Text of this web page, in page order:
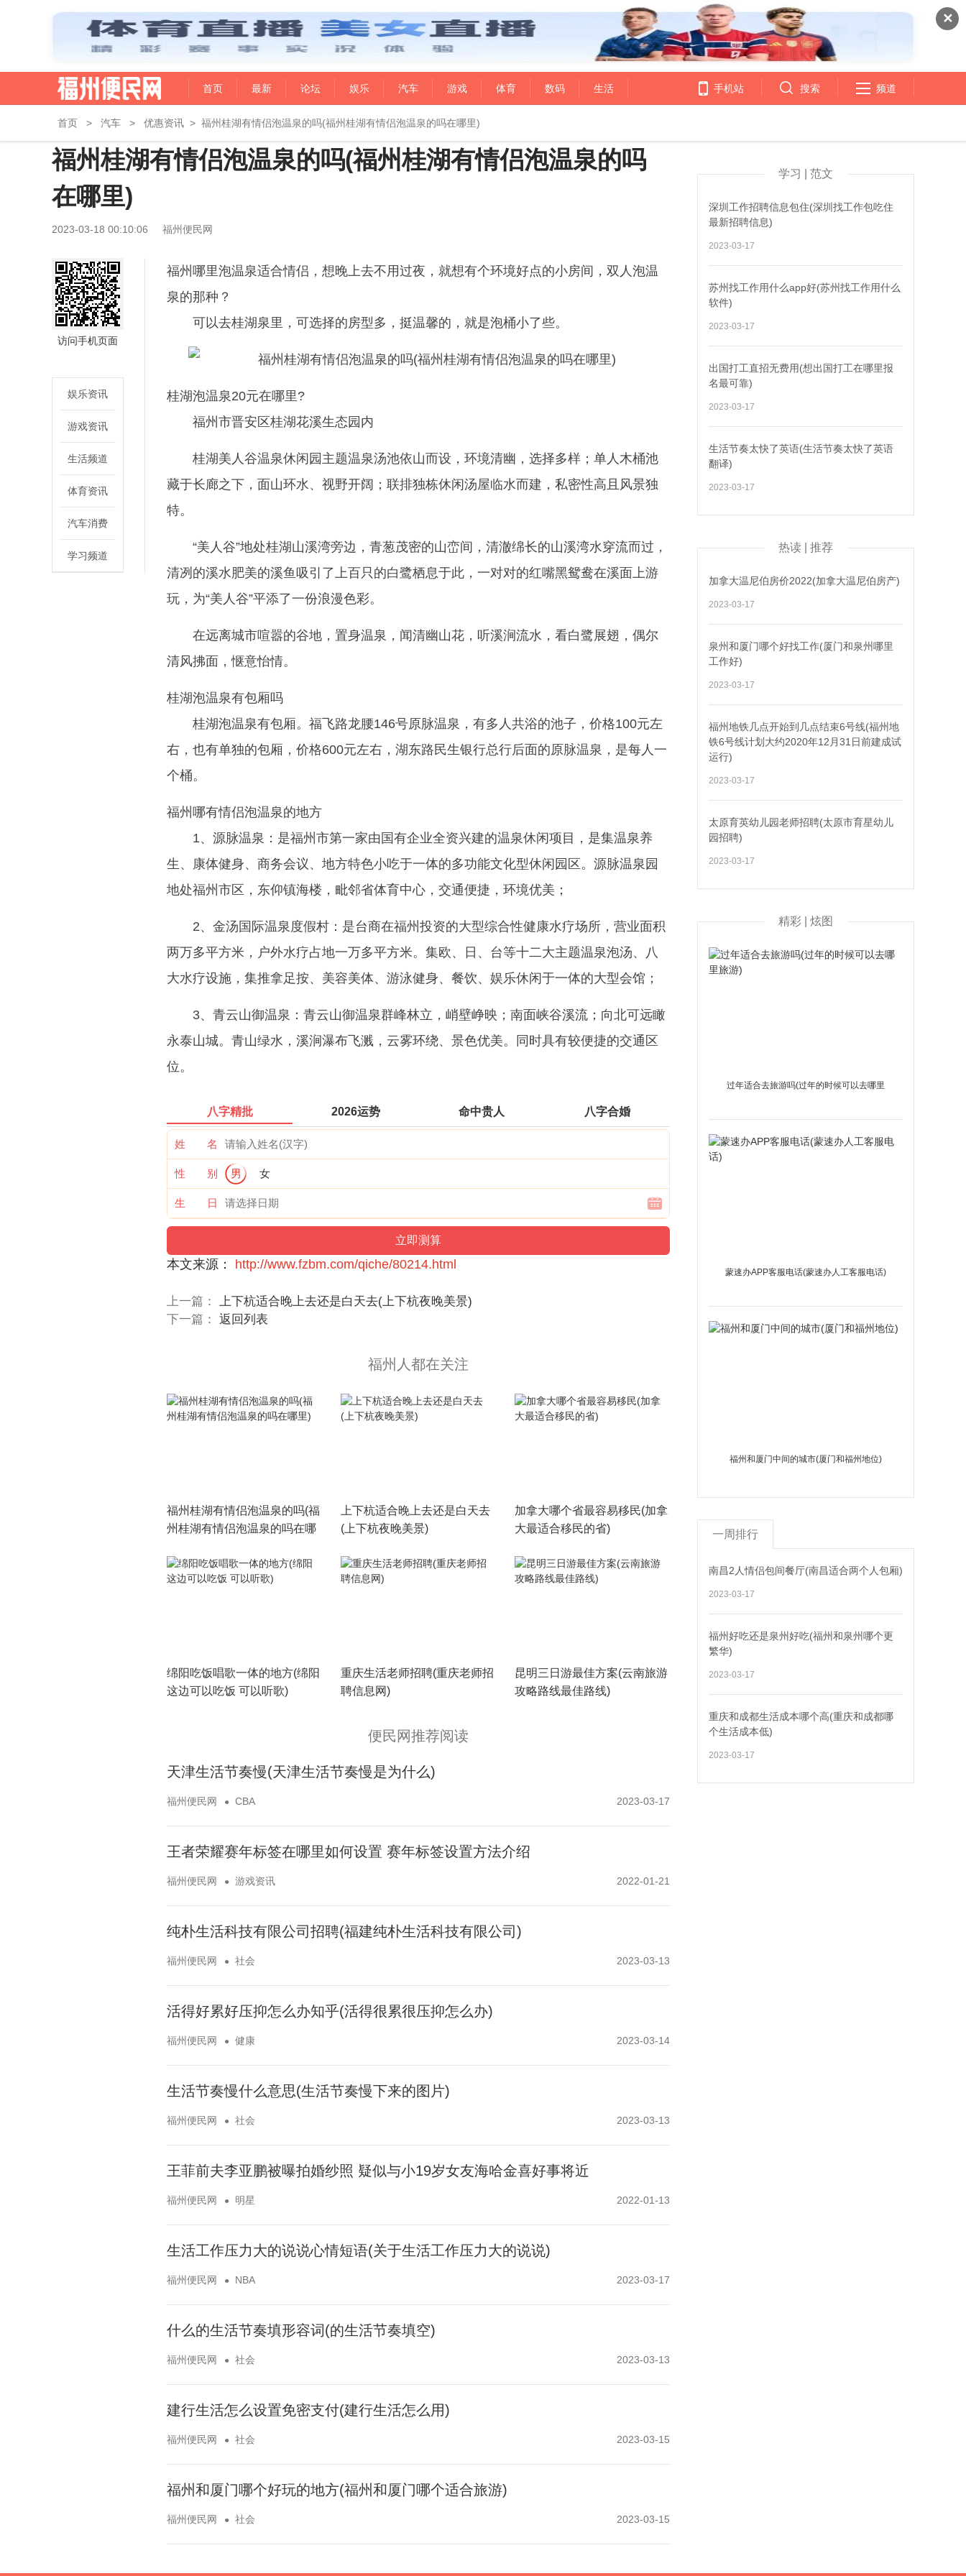
✕
首页 最新 论坛 娱乐 汽车 游戏 体育 数码 生活 手机站 搜索 频道
首页 > 汽车 > 优惠资讯 > 福州桂湖有情侣泡温泉的吗(福州桂湖有情侣泡温泉的吗在哪里)
福州桂湖有情侣泡温泉的吗(福州桂湖有情侣泡温泉的吗
在哪里)
2023-03-18 00:10:06 福州便民网
访问手机页面
娱乐资讯
游戏资讯
生活频道
体育资讯
汽车消费
学习频道
福州哪里泡温泉适合情侣，想晚上去不用过夜，就想有个环境好点的小房间，双人泡温
泉的那种？
可以去桂湖泉里，可选择的房型多，挺温馨的，就是泡桶小了些。
桂湖泡温泉20元在哪里?
福州市晋安区桂湖花溪生态园内
桂湖美人谷温泉休闲园主题温泉汤池依山而设，环境清幽，选择多样；单人木桶池
藏于长廊之下，面山环水、视野开阔；联排独栋休闲汤屋临水而建，私密性高且风景独
特。
“美人谷”地处桂湖山溪湾旁边，青葱茂密的山峦间，清澈绵长的山溪湾水穿流而过，
清冽的溪水肥美的溪鱼吸引了上百只的白鹭栖息于此，一对对的红嘴黑鸳鸯在溪面上游
玩，为“美人谷”平添了一份浪漫色彩。
在远离城市喧嚣的谷地，置身温泉，闻清幽山花，听溪涧流水，看白鹭展翅，偶尔
清风拂面，惬意怡情。
桂湖泡温泉有包厢吗
桂湖泡温泉有包厢。福飞路龙腰146号原脉温泉，有多人共浴的池子，价格100元左
右，也有单独的包厢，价格600元左右，湖东路民生银行总行后面的原脉温泉，是每人一
个桶。
福州哪有情侣泡温泉的地方
1、源脉温泉：是福州市第一家由国有企业全资兴建的温泉休闲项目，是集温泉养
生、康体健身、商务会议、地方特色小吃于一体的多功能文化型休闲园区。源脉温泉园
地处福州市区，东仰镇海楼，毗邻省体育中心，交通便捷，环境优美；
2、金汤国际温泉度假村：是台商在福州投资的大型综合性健康水疗场所，营业面积
两万多平方米，户外水疗占地一万多平方米。集欧、日、台等十二大主题温泉泡汤、八
大水疗设施，集推拿足按、美容美体、游泳健身、餐饮、娱乐休闲于一体的大型会馆；
3、青云山御温泉：青云山御温泉群峰林立，峭壁峥映；南面峡谷溪流；向北可远瞰
永泰山城。青山绿水，溪涧瀑布飞溅，云雾环绕、景色优美。同时具有较便捷的交通区
位。
八字精批 2026运势 命中贵人 八字合婚
姓 名
性 别 男 女
生 日
本文来源： http://www.fzbm.com/qiche/80214.html
上一篇： 上下杭适合晚上去还是白天去(上下杭夜晚美景)
下一篇： 返回列表
福州人都在关注
福州桂湖有情侣泡温泉的吗(福
州桂湖有情侣泡温泉的吗在哪
上下杭适合晚上去还是白天去
(上下杭夜晚美景)
加拿大哪个省最容易移民(加拿
大最适合移民的省)
绵阳吃饭唱歌一体的地方(绵阳
这边可以吃饭 可以听歌)
重庆生活老师招聘(重庆老师招
聘信息网)
昆明三日游最佳方案(云南旅游
攻略路线最佳路线)
便民网推荐阅读
天津生活节奏慢(天津生活节奏慢是为什么)
福州便民网 CBA 2023-03-17
王者荣耀赛年标签在哪里如何设置 赛年标签设置方法介绍
福州便民网 游戏资讯 2022-01-21
纯朴生活科技有限公司招聘(福建纯朴生活科技有限公司)
福州便民网 社会 2023-03-13
活得好累好压抑怎么办知乎(活得很累很压抑怎么办)
福州便民网 健康 2023-03-14
生活节奏慢什么意思(生活节奏慢下来的图片)
福州便民网 社会 2023-03-13
王菲前夫李亚鹏被曝拍婚纱照 疑似与小19岁女友海哈金喜好事将近
福州便民网 明星 2022-01-13
生活工作压力大的说说心情短语(关于生活工作压力大的说说)
福州便民网 NBA 2023-03-17
什么的生活节奏填形容词(的生活节奏填空)
福州便民网 社会 2023-03-13
建行生活怎么设置免密支付(建行生活怎么用)
福州便民网 社会 2023-03-15
福州和厦门哪个好玩的地方(福州和厦门哪个适合旅游)
福州便民网 社会 2023-03-15
学习 | 范文
深圳工作招聘信息包住(深圳找工作包吃住
最新招聘信息)
2023-03-17
苏州找工作用什么app好(苏州找工作用什么
软件)
2023-03-17
出国打工直招无费用(想出国打工在哪里报
名最可靠)
2023-03-17
生活节奏太快了英语(生活节奏太快了英语
翻译)
2023-03-17
热读 | 推荐
加拿大温尼伯房价2022(加拿大温尼伯房产)
2023-03-17
泉州和厦门哪个好找工作(厦门和泉州哪里
工作好)
2023-03-17
福州地铁几点开始到几点结束6号线(福州地
铁6号线计划大约2020年12月31日前建成试
运行)
2023-03-17
太原育英幼儿园老师招聘(太原市育星幼儿
园招聘)
2023-03-17
精彩 | 炫图
过年适合去旅游吗(过年的时候可以去哪里
蒙速办APP客服电话(蒙速办人工客服电话)
福州和厦门中间的城市(厦门和福州地位)
一周排行
南昌2人情侣包间餐厅(南昌适合两个人包厢)
2023-03-17
福州好吃还是泉州好吃(福州和泉州哪个更
繁华)
2023-03-17
重庆和成都生活成本哪个高(重庆和成都哪
个生活成本低)
2023-03-17